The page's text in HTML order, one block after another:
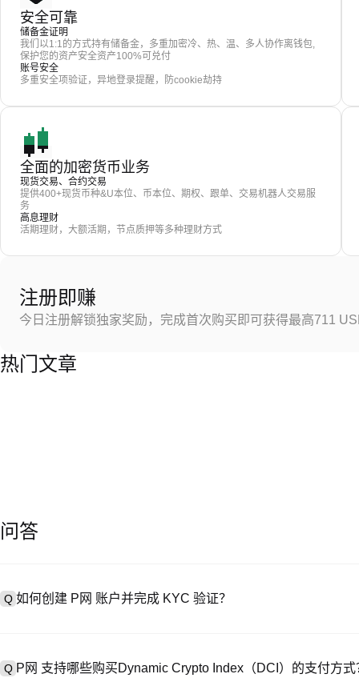
安全可靠
储备金证明
我们以1:1的方式持有储备金，多重加密冷、热、温、多人协作离钱包,
保护您的资产安全资产100%可兑付
账号安全
多重安全项验证，异地登录提醒，防cookie劫持
全面的加密货币业务
现货交易、合约交易
提供400+现货币种&U本位、币本位、期权、跟单、交易机器人交易服
务
高息理财
活期理财，大额活期，节点质押等多种理财方式
注册即赚
今日注册解锁独家奖励，完成首次购买即可获得最高711
热门文章
问答
Q 如何创建 P网 账户并完成 KYC 验证？
Q P网 支持哪些购买Dynamic Crypto Index（DCI）的支付方式